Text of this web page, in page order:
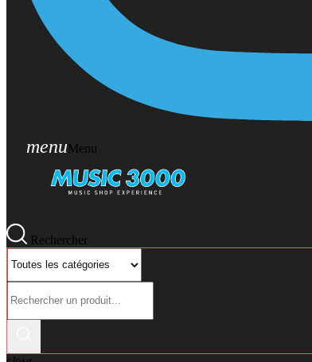
menuMenu
Rechercher